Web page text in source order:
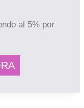
al 5% por